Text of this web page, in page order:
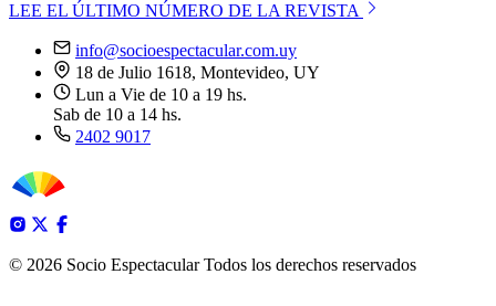
LEE EL ÚLTIMO NÚMERO DE LA REVISTA
info@socioespectacular.com.uy
18 de Julio 1618, Montevideo, UY
Lun a Vie de 10 a 19 hs.
Sab de 10 a 14 hs.
2402 9017
© 2026 Socio Espectacular Todos los derechos reservados